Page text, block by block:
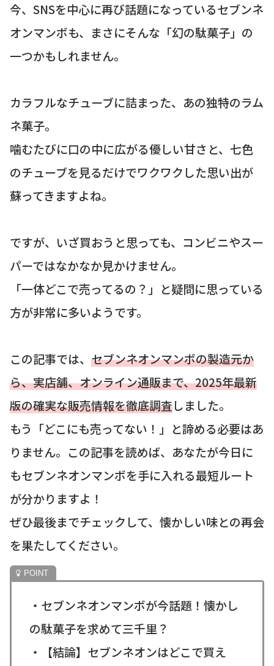
今、SNSを中心に再び話題になっているセブンネ
オンマンボも、まさにそんな「幻の駄菓子」の
一つかもしれません。
カラフルなチューブに詰まった、あの独特のラム
ネ菓子。
噛むたびに口の中に広がる優しい甘さと、七色
のチューブを見るだけでワクワクした思い出が
蘇ってきますよね。
ですが、いざ買おうと思っても、コンビニやスー
パーではなかなか見かけません。
「一体どこで売ってるの？」と疑問に思っている
方が非常に多いようです。
この記事では、 セブンネオンマンボの製造元か
ら、実店舗、オンライン通販まで、2025年最新
版の確実な販売情報を徹底調査しました。
もう「どこにも売ってない！」と諦める必要はあ
りません。この記事を読めば、あなたが今日に
もセブンネオンマンボを手に入れる最短ルート
が分かりますよ！
ぜひ最後までチェックして、懐かしい味との再会
を果たしてください。
・セブンネオンマンボが今話題！懐かし
の駄菓子を求めて三千里？
・【結論】セブンネオンはどこで買え